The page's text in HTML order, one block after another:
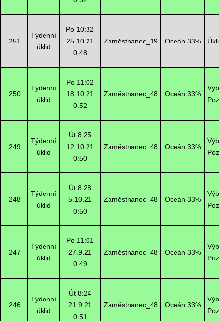
251
Týdenní
úklid
Po 10:32
25.10.21
0:48
Zaměstnanec_19 Oceán 33%
250
Týdenní
úklid
Po 11:02
18.10.21
0:52
Zaměstnanec_48 Oceán 33%
249
Týdenní
úklid
Út 8:25
12.10.21
0:50
Zaměstnanec_48 Oceán 33%
248
Týdenní
úklid
Út 8:28
5.10.21
0:50
Zaměstnanec_48 Oceán 33%
247
Týdenní
úklid
Po 11:01
27.9.21
0:49
Zaměstnanec_48 Oceán 33%
246
Týdenní
úklid
Út 8:24
21.9.21
0:51
Zaměstnanec_48 Oceán 33%